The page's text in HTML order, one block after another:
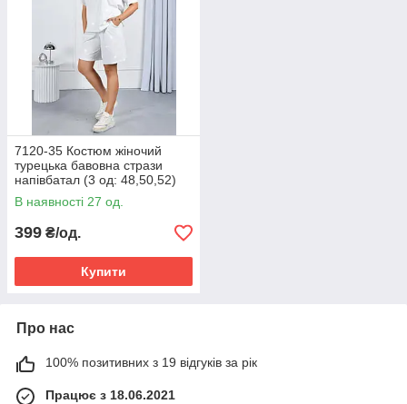
7120-35 Костюм жіночий
турецька бавовна стрази
напівбатал (3 од: 48,50,52)
В наявності 27 од.
399 ₴/од.
Купити
Про нас
100% позитивних з 19 відгуків за рік
Працює з 18.06.2021